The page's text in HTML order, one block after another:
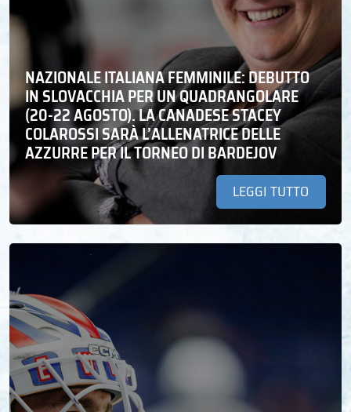
NAZIONALE ITALIANA FEMMINILE: DEBUTTO
IN SLOVACCHIA PER UN QUADRANGOLARE
(20-22 AGOSTO). LA CANADESE STACEY
COLAROSSI SARÀ L’ALLENATRICE DELLE
AZZURRE PER IL TORNEO DI BARDEJOV
LEGGI TUTTO